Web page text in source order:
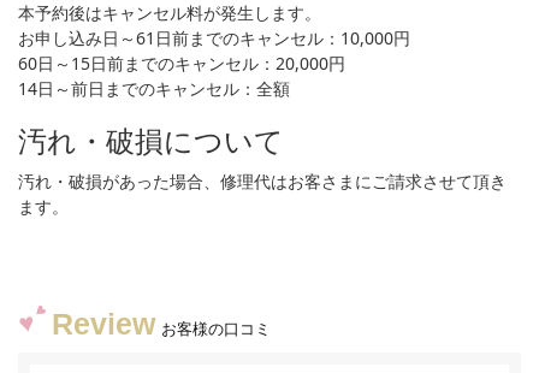
本予約後はキャンセル料が発生します。
お申し込み日～61日前までのキャンセル：10,000円
60日～15日前までのキャンセル：20,000円
14日～前日までのキャンセル：全額
汚れ・破損について
汚れ・破損があった場合、修理代はお客さまにご請求させて頂き
ます。
Review お客様の口コミ